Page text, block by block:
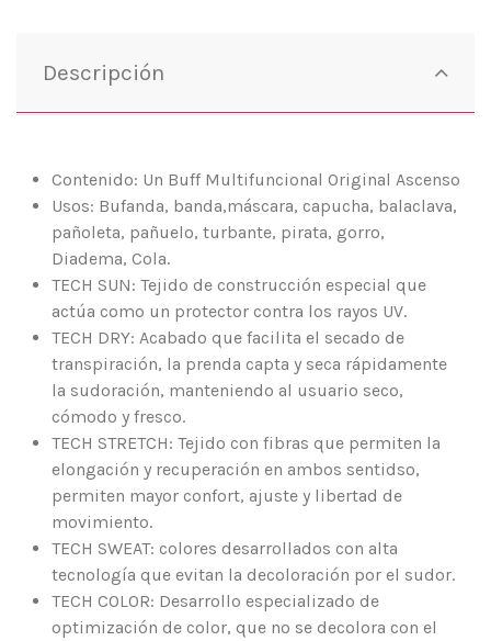
Descripción
Contenido: Un Buff Multifuncional Original Ascenso
Usos: Bufanda, banda,máscara, capucha, balaclava,
pañoleta, pañuelo, turbante, pirata, gorro,
Diadema, Cola.
TECH SUN: Tejido de construcción especial que
actúa como un protector contra los rayos UV.
TECH DRY: Acabado que facilita el secado de
transpiración, la prenda capta y seca rápidamente
la sudoración, manteniendo al usuario seco,
cómodo y fresco.
TECH STRETCH: Tejido con fibras que permiten la
elongación y recuperación en ambos sentidso,
permiten mayor confort, ajuste y libertad de
movimiento.
TECH SWEAT: colores desarrollados con alta
tecnología que evitan la decoloración por el sudor.
TECH COLOR: Desarrollo especializado de
optimización de color, que no se decolora con el